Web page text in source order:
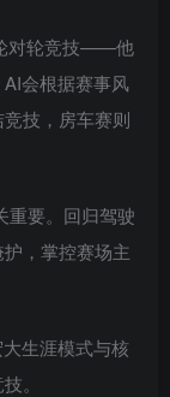
对轮竞技——他
会根据赛事风
技，房车赛则
重要。回归驾驶
，掌控赛场主
生涯模式与核
。